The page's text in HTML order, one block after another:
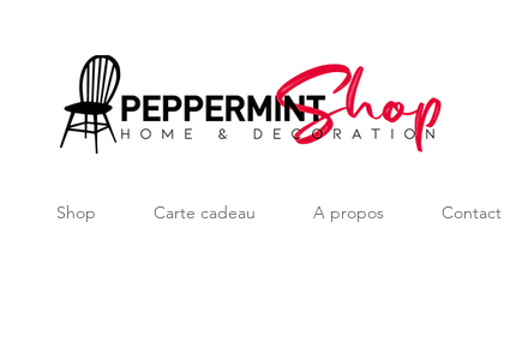
Shop Carte cadeau A propos Contact